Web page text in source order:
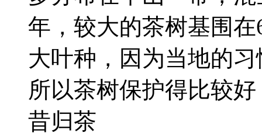
年，较大的茶树基围
大叶种，因为当地的
所以茶树保护得比较
昔归茶